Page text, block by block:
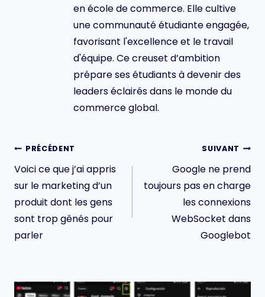
en école de commerce. Elle cultive
une communauté étudiante engagée,
favorisant l'excellence et le travail
d'équipe. Ce creuset d’ambition
prépare ses étudiants à devenir des
leaders éclairés dans le monde du
commerce global.
Navigation
de
l’article
PRÉCÉDENT
Voici ce que j’ai appris
sur le marketing d’un
produit dont les gens
sont trop gênés pour
parler
SUIVANT
Google ne prend
toujours pas en charge
les connexions
WebSocket dans
Googlebot